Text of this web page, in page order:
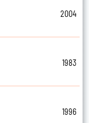
2004
1983
1996